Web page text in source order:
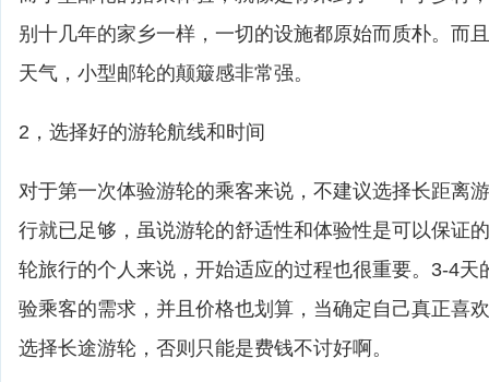
别十几年的家乡一样，一切的设施都原始而质朴。而
天气，小型邮轮的颠簸感非常强。
2，选择好的游轮航线和时间
对于第一次体验游轮的乘客来说，不建议选择长距离
行就已足够，虽说游轮的舒适性和体验性是可以保证
轮旅行的个人来说，开始适应的过程也很重要。3-4天
验乘客的需求，并且价格也划算，当确定自己真正喜
选择长途游轮，否则只能是费钱不讨好啊。